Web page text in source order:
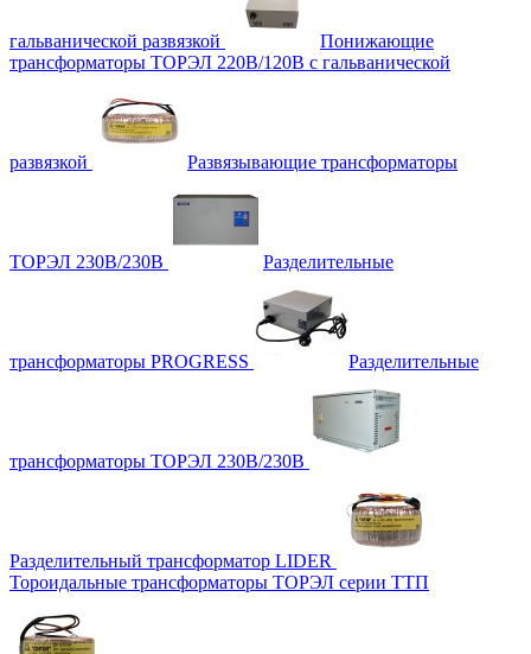
гальванической развязкой
Понижающие
трансформаторы ТОРЭЛ 220В/120В с гальванической
развязкой Развязывающие трансформаторы
ТОРЭЛ 230В/230В Разделительные
трансформаторы PROGRESS Разделительные
трансформаторы ТОРЭЛ 230В/230В
Разделительный трансформатор LIDER
Тороидальные трансформаторы ТОРЭЛ серии ТТП